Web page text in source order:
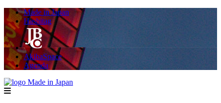
Made in Japan
Hashitag
AkibaSpace
Agenda
menu